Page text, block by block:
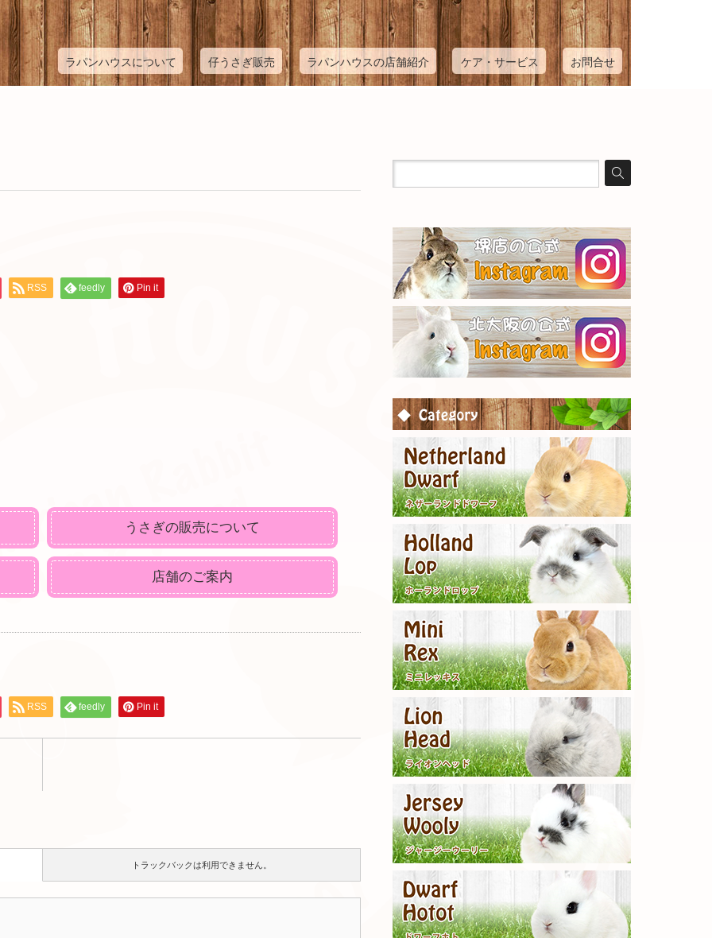
ラパンハウスについて 仔うさぎ販売 ラパンハウスの店舗紹介 ケア・サービス お問合せ
RSS feedly Pin it
うさぎの販売について
店舗のご案内
RSS feedly Pin it
トラックバックは利用できません。